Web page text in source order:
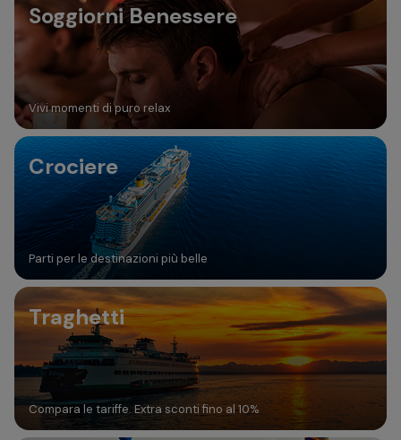
Soggiorni Benessere
Vivi momenti di puro relax
Crociere
Parti per le destinazioni più belle
Traghetti
Compara le tariffe. Extra sconti fino al 10%